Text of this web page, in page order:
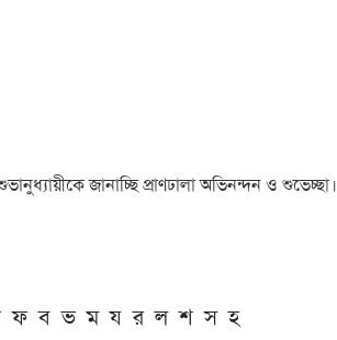
জানাচ্ছি প্রাণঢালা অভিনন্দন ও শুভেচ্ছা।
ফ ব ভ ম য র ল শ স হ